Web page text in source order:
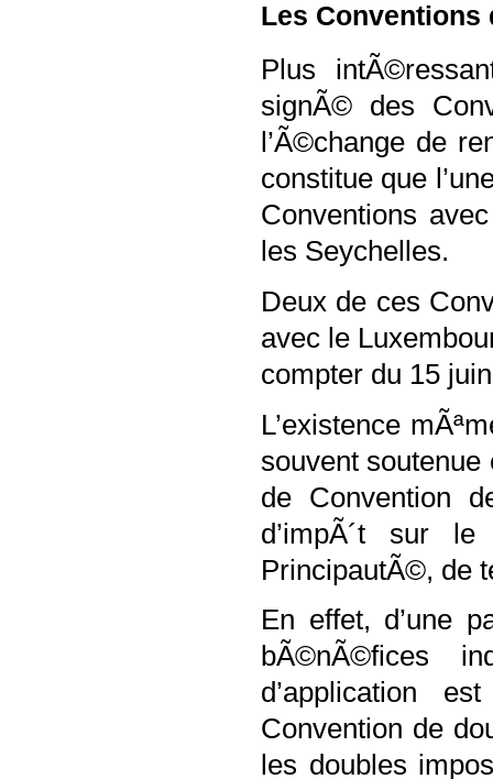
Les Conventions
Plus
signÃ© des
l’Ã©change de
constitue que
Conventions
les Seychelles.
Deux de ces
avec le
compter du 15
L’existence
souvent
de Convention
d’impÃ´t sur
PrincipautÃ©, de
En effet, d’une
bÃ©nÃ©fices
d’application
Convention de
les doubles